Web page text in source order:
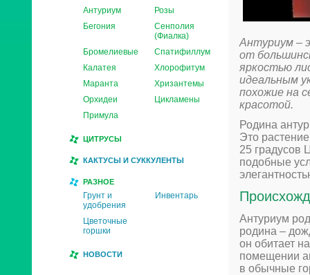
Антуриум
Розы
Бегония
Сенполия
(Фиалка)
Бромелиевые
Спатифиллум
Калатея
Хлорофитум
Маранта
Хризантемы
Орхидеи
Цикламены
Примула
ЦИТРУСЫ
КАКТУСЫ И СУККУЛЕНТЫ
РАЗНОЕ
Грунт и
удобрения
Инвентарь
Цветочные
горшки
НОВОСТИ
Антуриум –
от
яркостью
идеальным
похожие на
красотой.
Родина
Это
25 градусов
подобные
Антуриум
родина –
он обитает
помещении
в обычные